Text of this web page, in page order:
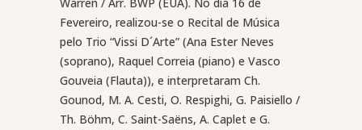
Fevereiro, realizou-se o Recital de Música
pelo Trio “Vissi D´Arte” (Ana Ester Neves
(soprano), Raquel Correia (piano) e Vasco
Gouveia (Flauta)), e interpretaram Ch.
Gounod, M. A. Cesti, O. Respighi, G. Paisiello /
Th. Böhm, C. Saint-Saëns, A. Caplet e G.